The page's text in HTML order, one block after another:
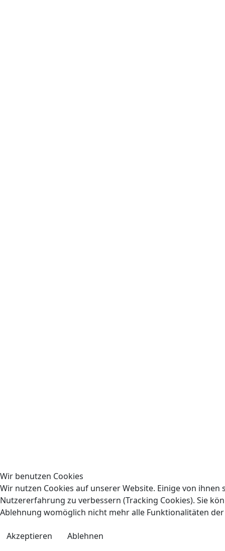
Wir benutzen Cookies
Wir nutzen Cookies auf unserer Website. Einige von
Nutzererfahrung zu verbessern (Tracking Cookies). Sie
Ablehnung womöglich nicht mehr alle Funktionalitäten
Akzeptieren Ablehnen